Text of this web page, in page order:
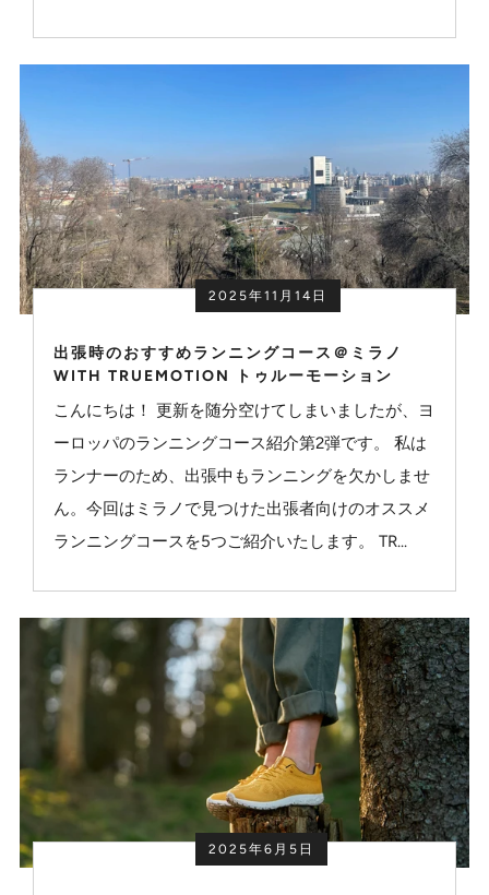
2025年11月14日
出張時のおすすめランニングコース＠ミラノ
WITH TRUEMOTION トゥルーモーション
こんにちは！ 更新を随分空けてしまいましたが、ヨ
ーロッパのランニングコース紹介第2弾です。 私は
ランナーのため、出張中もランニングを欠かしませ
ん。今回はミラノで見つけた出張者向けのオススメ
ランニングコースを5つご紹介いたします。 TR...
2025年6月5日